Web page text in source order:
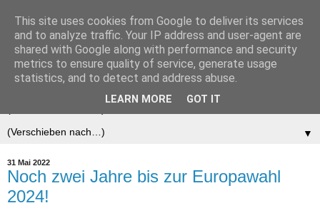
Der (europäische)
Föderalist
▼
31 Mai 2022
Noch zwei Jahre bis zur Europawahl
2024!
This site uses cookies from Google to deliver its services
and to analyze traffic. Your IP address and user-agent are
shared with Google along with performance and security
metrics to ensure quality of service, generate usage
statistics, and to detect and address abuse.
LEARN MORE GOT IT